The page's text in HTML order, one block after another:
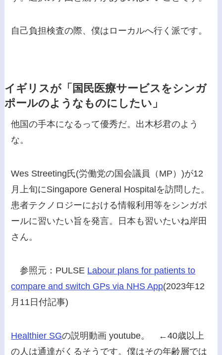
自己負担検査の際、僕はローカルへ行く派です。
イギリスが「国民医療サービスをシンガ
ポールのようなものにしたい」
他国の手本になるって優秀だ。出木杉君のよう
な。
Wes Streeting氏(労働党の国会議員（MP）)が12
月上旬にSingapore General Hospitalを訪問した。
患者テクノロジーにおける情報利用等をシンガポ
ールに習いたい旨を発言。日本も習いたいね岸田
さん。
参照元：PULSE Labour plans for patients to
compare and switch GPs via NHS App(2023年12
月11日付記事)
Healthier SGの説明動画 youtube。 ←40歳以上
の人は通達がくるそうです。僕はその年齢層では